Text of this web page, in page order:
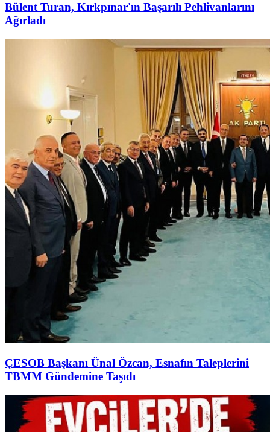
Bülent Turan, Kırkpınar'ın Başarılı Pehlivanlarını
Ağırladı
ÇESOB Başkanı Ünal Özcan, Esnafın Taleplerini
TBMM Gündemine Taşıdı